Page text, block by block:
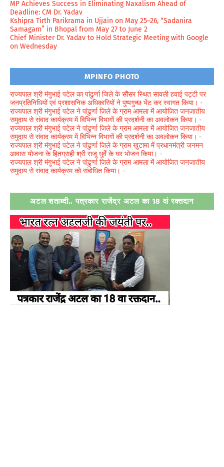
MP Achieves Success in Eliminating Naxalism Ahead of
Deadline: CM Dr. Yadav
Kshipra Tirth Parikrama in Ujjain on May 25–26, “Sadanira
Samagam” in Bhopal from May 27 to June 2
Chief Minister Dr. Yadav to Hold Strategic Meeting with Google
on Wednesday
MPINFO PHOTO
राज्यपाल श्री मंगुभाई पटेल का पांढुर्णा जिले के सौंसर स्थित सावली हवाई पट्टी पर
जनप्रतिनिधियों एवं प्रशासनिक अधिकारियों ने पुष्पगुच्छ भेंट कर स्वागत किया। -
राज्यपाल श्री मंगुभाई पटेल ने पांढुर्णा जिले के ग्राम आमला में आयोजित जनजातीय
समुदाय से संवाद कार्यक्रम में विभिन्न विभागों की प्रदर्शनी का अवलोकन किया। -
राज्यपाल श्री मंगुभाई पटेल ने पांढुर्णा जिले के ग्राम आमला में आयोजित जनजातीय
समुदाय से संवाद कार्यक्रम में विभिन्न विभागों की प्रदर्शनी का अवलोकन किया। -
राज्यपाल श्री मंगुभाई पटेल ने पांढुर्णा जिले के ग्राम खुटामा में प्रधानमंत्री जनमन
आवास योजना के हितग्राही श्री राजू धुर्वे के घर भोजन किया। -
राज्यपाल श्री मंगुभाई पटेल ने पांढुर्णा जिले के ग्राम आमला में आयोजित जनजातीय
समुदाय से संवाद कार्यक्रम को संबोधित किया। -
अटल शताब्दी.. पत्रकार राजेंद्र अटल का 18 वां रक्तदान